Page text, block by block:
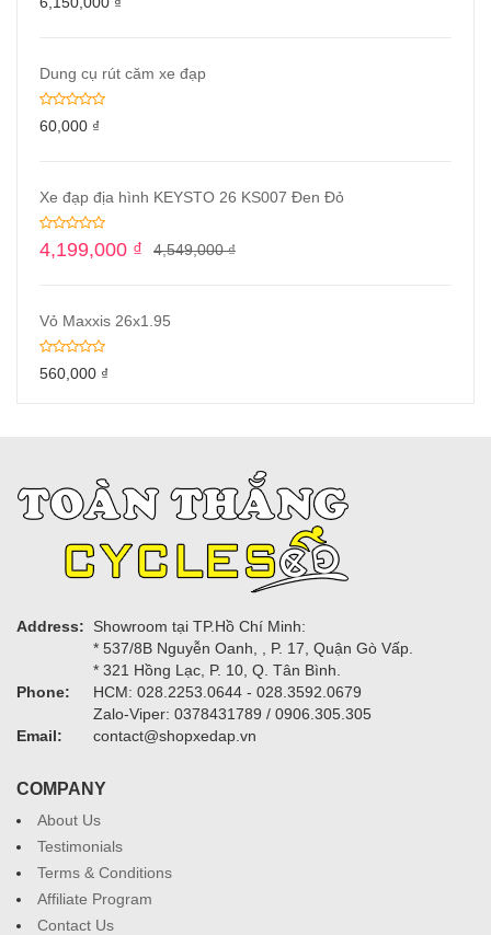
Dung cụ rút căm xe đạp
60,000 ₫
Xe đạp địa hình KEYSTO 26 KS007 Đen Đỏ
4,549,000₫
4,199,000 ₫
Vỏ Maxxis 26x1.95
560,000 ₫
Address:
Showroom tại TP.Hồ Chí Minh:
* 537/8B Nguyễn Oanh, , P. 17, Quận Gò Vấp.
* 321 Hồng Lạc, P. 10, Q. Tân Bình.
Phone:
HCM: 028.2253.0644 - 028.3592.0679
Zalo-Viper: 0378431789 / 0906.305.305
Email:
contact@shopxedap.vn
COMPANY
About Us
Testimonials
Terms & Conditions
Affiliate Program
Contact Us